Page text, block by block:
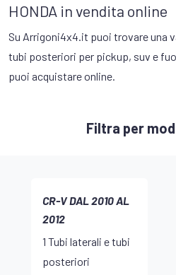
HONDA in vendita online
Su Arrigoni4x4.it puoi trovare una
tubi posteriori per pickup, suv e
puoi acquistare online.
Filtra per
CR-V DAL 2010 AL
2012
1 Tubi laterali e tubi
posteriori